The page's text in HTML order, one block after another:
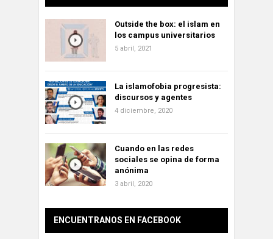
Outside the box: el islam en
los campus universitarios
5 abril, 2021
La islamofobia progresista:
discursos y agentes
4 diciembre, 2020
Cuando en las redes
sociales se opina de forma
anónima
3 abril, 2020
ENCUENTRANOS EN FACEBOOK